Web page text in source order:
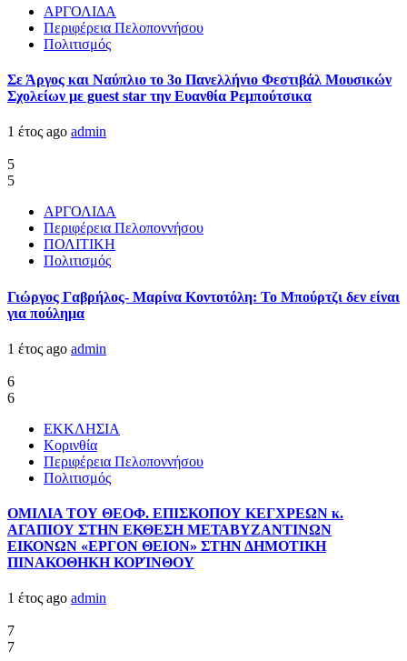
ΑΡΓΟΛΙΔΑ
Περιφέρεια Πελοποννήσου
Πολιτισμός
Σε Άργος και Ναύπλιο το 3ο Πανελλήνιο Φεστιβάλ Μουσικών
Σχολείων με guest star την Ευανθία Ρεμπούτσικα
1 έτος ago admin
5
5
ΑΡΓΟΛΙΔΑ
Περιφέρεια Πελοποννήσου
ΠΟΛΙΤΙΚΗ
Πολιτισμός
Γιώργος Γαβρήλος- Μαρίνα Κοντοτόλη: Το Μπούρτζι δεν είναι
για πούλημα
1 έτος ago admin
6
6
ΕΚΚΛΗΣΙΑ
Κορινθία
Περιφέρεια Πελοποννήσου
Πολιτισμός
ΟΜΙΛΙΑ ΤΟΥ ΘΕΟΦ. ΕΠΙΣΚΟΠΟΥ ΚΕΓΧΡΕΩΝ κ.
ΑΓΑΠΙΟΥ ΣΤΗΝ ΕΚΘΕΣΗ ΜΕΤΑΒΥΖΑΝΤΙΝΩΝ
ΕΙΚΟΝΩΝ «ΕΡΓΟΝ ΘΕΙΟΝ» ΣΤΗΝ ΔΗΜΟΤΙΚΗ
ΠΙΝΑΚΟΘΗΚΗ ΚΟΡΊΝΘΟΥ
1 έτος ago admin
7
7